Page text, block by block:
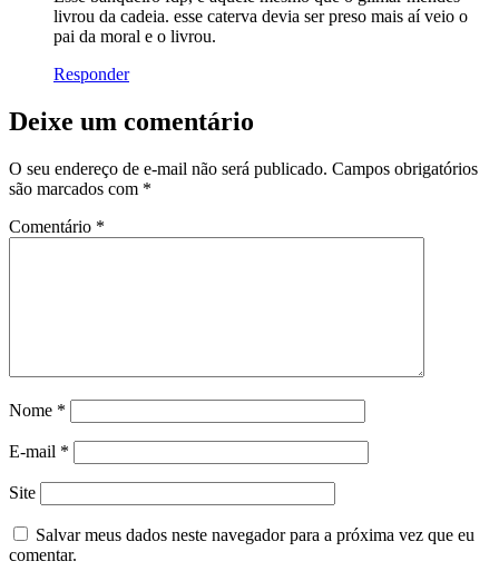
livrou da cadeia. esse caterva devia ser preso mais aí veio o
pai da moral e o livrou.
Responder
Deixe um comentário
O seu endereço de e-mail não será publicado. Campos obrigatórios
são marcados com *
Comentário *
Nome *
E-mail *
Site
Salvar meus dados neste navegador para a próxima vez que eu
comentar.